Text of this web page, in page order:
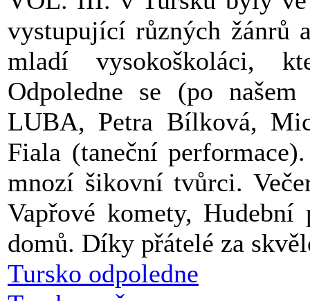
vystupující různých žánrů
mladí vysokoškoláci,
Odpoledne se (po
LUBA, Petra Bílková,
Fiala (taneční
mnozí šikovní tvůrci.
Vapřové komety,
domů. Díky přátelé za
Tursko odpoledne